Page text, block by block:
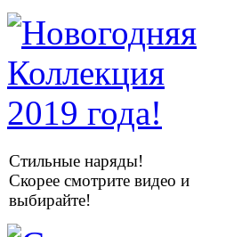
Стильные наряды!
Скорее смотрите видео и
выбирайте!